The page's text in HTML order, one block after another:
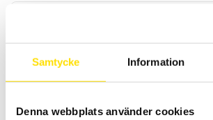
Samtycke Information
Denna webbplats använder cookies
Mecmesin Toggle Clamp